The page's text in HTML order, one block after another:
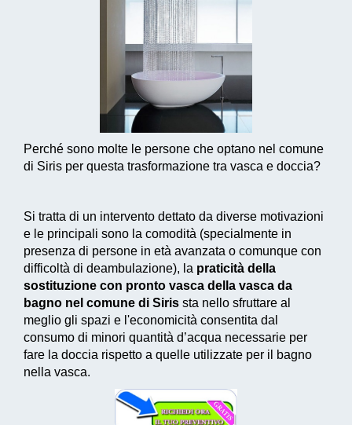
Perché sono molte le persone che optano nel comune
di Siris per questa trasformazione tra vasca e doccia?
Si tratta di un intervento dettato da diverse motivazioni
e le principali sono la comodità (specialmente in
presenza di persone in età avanzata o comunque con
difficoltà di deambulazione), la praticità della
sostituzione con pronto vasca della vasca da
bagno nel comune di Siris sta nello sfruttare al
meglio gli spazi e l'economicità consentita dal
consumo di minori quantità d’acqua necessarie per
fare la doccia rispetto a quelle utilizzate per il bagno
nella vasca.